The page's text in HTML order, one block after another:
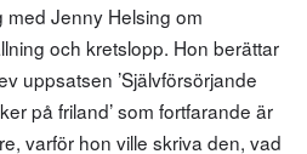
med Jenny Helsing om
och kretslopp. Hon berättar
uppsatsen ’Självförsörjande
på friland’ som fortfarande är
varför hon ville skriva den, vad